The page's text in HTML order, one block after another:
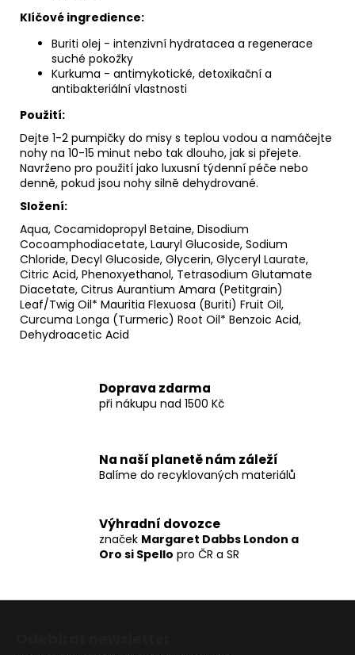
Klíčové ingredience:
Buriti olej - intenzivní hydratacea a regenerace
suché pokožky
Kurkuma - antimykotické, detoxikační a
antibakteriální vlastnosti
Použití:
Dejte 1-2 pumpičky do misy s teplou vodou a namáčejte
nohy na 10-15 minut nebo tak dlouho, jak si přejete.
Navrženo pro použití jako luxusní týdenní péče nebo
denně, pokud jsou nohy silně dehydrované.
Složení:
Aqua, Cocamidopropyl Betaine, Disodium
Cocoamphodiacetate, Lauryl Glucoside, Sodium
Chloride, Decyl Glucoside, Glycerin, Glyceryl Laurate,
Citric Acid, Phenoxyethanol, Tetrasodium Glutamate
Diacetate, Citrus Aurantium Amara (Petitgrain)
Leaf/Twig Oil* Mauritia Flexuosa (Buriti) Fruit Oil,
Curcuma Longa (Turmeric) Root Oil* Benzoic Acid,
Dehydroacetic Acid
Doprava zdarma
při nákupu nad 1500 Kč
Na naší planetě nám záleží
Balíme do recyklovaných materiálů
Výhradní dovozce
značek Margaret Dabbs London a
Oro si Spello pro ČR a SR
Z